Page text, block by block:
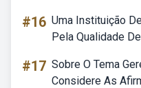
#16 Uma Instituição
Pela Qualidade
#17 Sobre O Tema
Considere As